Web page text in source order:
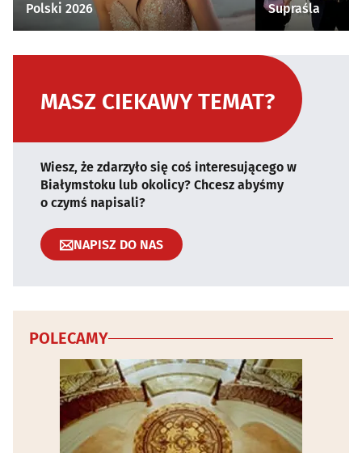
Polski 2026
Supraśla
MASZ CIEKAWY TEMAT?
Wiesz, że zdarzyło się coś interesującego w
Białymstoku lub okolicy? Chcesz abyśmy
o czymś napisali?
NAPISZ DO NAS
POLECAMY